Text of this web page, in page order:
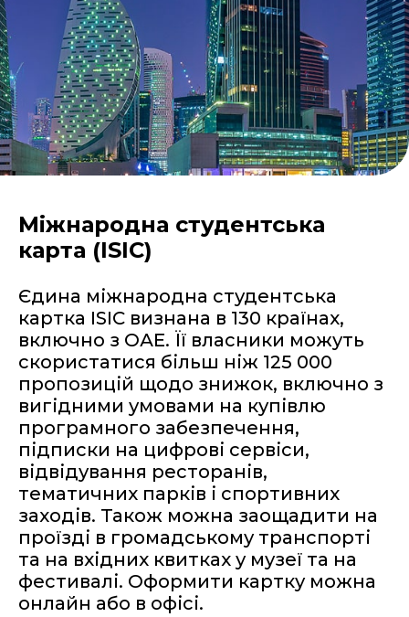
Міжнародна студентська
карта (ISIC)
Єдина міжнародна студентська
картка ISIC визнана в 130 країнах,
включно з ОАЕ. Її власники можуть
скористатися більш ніж 125 000
пропозицій щодо знижок, включно з
вигідними умовами на купівлю
програмного забезпечення,
підписки на цифрові сервіси,
відвідування ресторанів,
тематичних парків і спортивних
заходів. Також можна заощадити на
проїзді в громадському транспорті
та на вхідних квитках у музеї та на
фестивалі. Оформити картку можна
онлайн або в офісі.